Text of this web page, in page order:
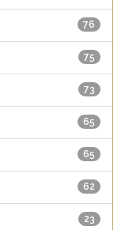
76
75
73
65
65
62
23